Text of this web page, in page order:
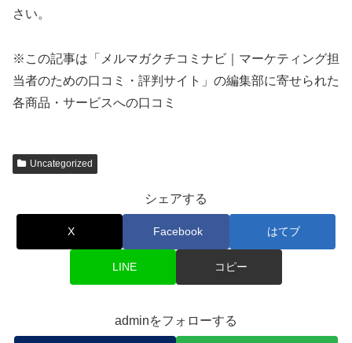
さい。
※この記事は「メルマガクチコミナビ｜マーケティング担
当者のための口コミ・評判サイト」の編集部に寄せられた
各商品・サービスへの口コミ
Uncategorized
シェアする
X Facebook はてブ
LINE コピー
adminをフォローする